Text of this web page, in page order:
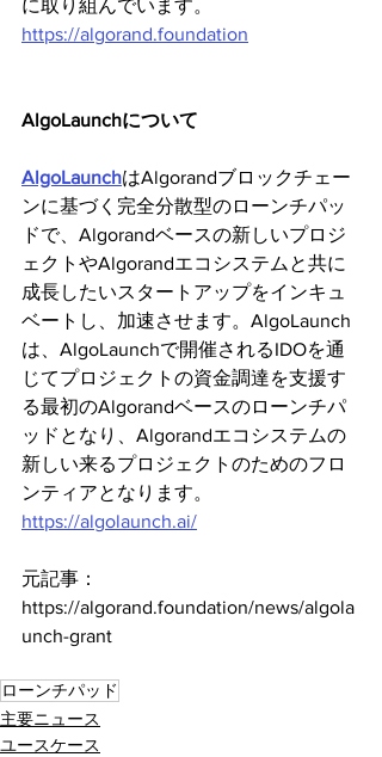
に取り組んでいます。
https://algorand.foundation
AlgoLaunchについて
AlgoLaunchはAlgorandブロックチェー
ンに基づく完全分散型のローンチパッ
ドで、Algorandベースの新しいプロジ
ェクトやAlgorandエコシステムと共に
成長したいスタートアップをインキュ
ベートし、加速させます。AlgoLaunch
は、AlgoLaunchで開催されるIDOを通
じてプロジェクトの資金調達を支援す
る最初のAlgorandベースのローンチパ
ッドとなり、Algorandエコシステムの
新しい来るプロジェクトのためのフロ
ンティアとなります。
https://algolaunch.ai/
元記事：
https://algorand.foundation/news/algola
unch-grant
ローンチパッド
主要ニュース
ユースケース